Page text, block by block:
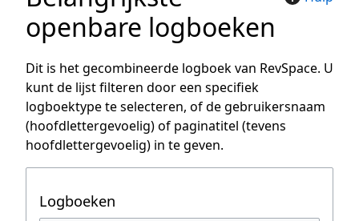
openbare logboeken
Dit is het gecombineerde logboek van RevSpace. U
kunt de lijst filteren door een specifiek
logboektype te selecteren, of de gebruikersnaam
(hoofdlettergevoelig) of paginatitel (tevens
hoofdlettergevoelig) in te geven.
Logboeken